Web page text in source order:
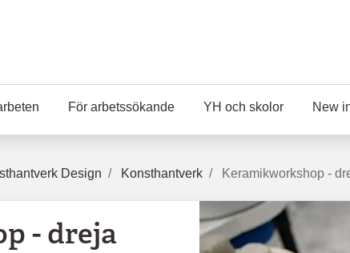
För arbetssökande YH och skolor New
Design Konsthantverk Keramikworkshop -
- dreja